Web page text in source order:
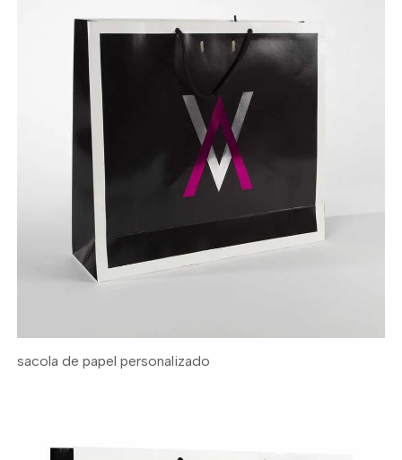
sacola de papel personalizado